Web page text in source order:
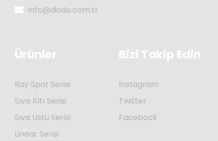
info@diodo.com.tr
Ürünler
Ray Spot Serisi
Sıva Altı Serisi
Sıva Üstü Serisi
Linear Serisi
Bizi Takip Edin
Instagram
Twitter
Facebook